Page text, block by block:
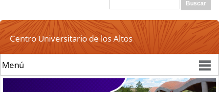
Formulario de
búsqueda
Centro Universitario de los Altos